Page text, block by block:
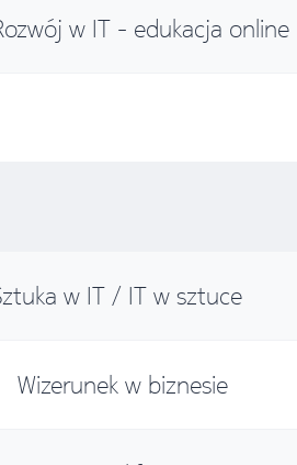
w IT - edukacja online
w IT / IT w sztuce
Wizerunek w biznesie